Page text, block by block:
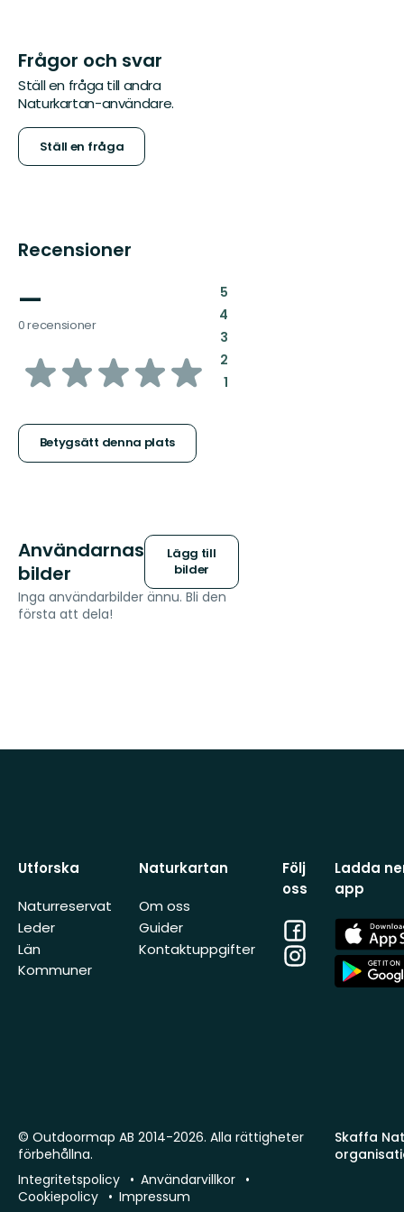
Frågor och svar
Ställ en fråga till andra
Naturkartan-användare.
Ställ en fråga
Recensioner
—
0 recensioner
av
stjärnor
Betygsätt denna plats
5:
4:
3:
2:
1:
Användarnas
bilder
Lägg till
bilder
Inga användarbilder ännu. Bli den
första att dela!
Utforska
Naturreservat
Leder
Län
Kommuner
Naturkartan
Om oss
Guider
Kontaktuppgifter
Följ
oss
Facebook
Instagram
Ladda
app
App
Store
App
Store
Skaffa
© Outdoormap AB 2014-2026. Alla rättigheter
förbehållna.
Integritetspolicy
Användarvillkor
Cookiepolicy
Impressum